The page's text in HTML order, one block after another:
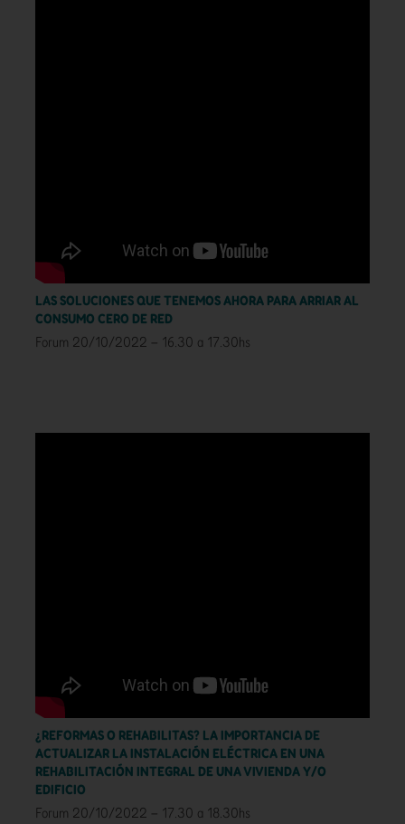
LAS SOLUCIONES QUE TENEMOS AHORA PARA ARRIAR AL
CONSUMO CERO DE RED
Forum 20/10/2022 – 16.30 a 17.30hs
¿REFORMAS O REHABILITAS? LA IMPORTANCIA DE
ACTUALIZAR LA INSTALACIÓN ELÉCTRICA EN UNA
REHABILITACIÓN INTEGRAL DE UNA VIVIENDA Y/O
EDIFICIO
Forum 20/10/2022 – 17.30 a 18.30hs